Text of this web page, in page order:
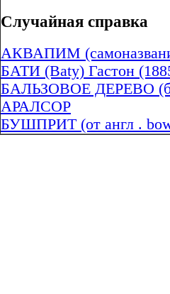
Случайная справка
АКВАПИМ
БАТИ (Baty) Гастон
БАЛЬЗОВОЕ ДЕРЕВО
АРАЛСОР
БУШПРИТ (от англ .